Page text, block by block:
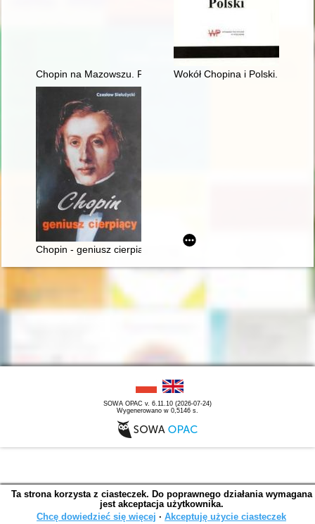
Chopin na Mazowszu. Przewodnik po miejscach historycznych
Wokół Chopina i Polski.
Chopin - geniusz cierpiący
SOWA OPAC v. 6.11.10 (2026-07-24)
Wygenerowano w 0,5146 s.
Ta strona korzysta z ciasteczek. Do poprawnego działania wymagana
jest akceptacja użytkownika.
Chcę dowiedzieć się więcej ∙ Akceptuję użycie ciasteczek